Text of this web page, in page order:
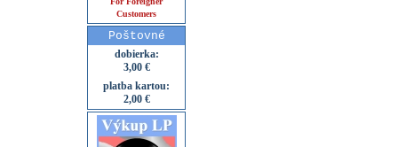
Customers
Poštovné
dobierka:
3,00 €
platba kartou:
2,00 €